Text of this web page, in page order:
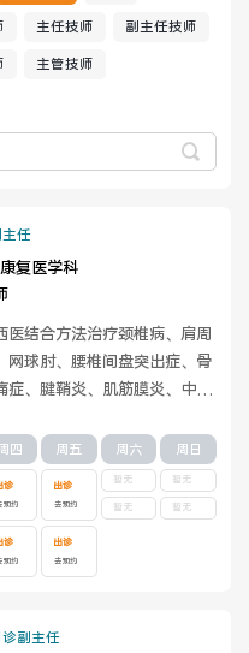
咨询挂号
特色诊疗
医保服务
健康科普
特殊人群服务
主任技师 副主任技师
主管技师
任
复医学科
医结合方法治疗颈椎病、肩周
网球肘、腰椎间盘突出症、骨
症、腱鞘炎、肌筋膜炎、中风
四
诊
预约
诊
预约
周五
出诊
去预约
出诊
去预约
周六
暂无
暂无
周日
暂无
暂无
副主任